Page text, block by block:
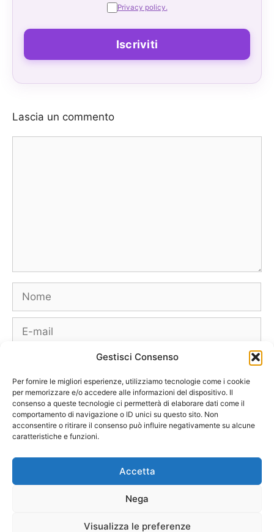
Gestisci Consenso
Per fornire le migliori esperienze, utilizziamo tecnologie come i cookie
per memorizzare e/o accedere alle informazioni del dispositivo. Il
consenso a queste tecnologie ci permetterà di elaborare dati come il
comportamento di navigazione o ID unici su questo sito. Non
acconsentire o ritirare il consenso può influire negativamente su alcune
caratteristiche e funzioni.
Accetta
Nega
Visualizza le preferenze
Privacy policy.
Lascia un commento
Nome
E-
mail
web
Tutte le Marche e Designer